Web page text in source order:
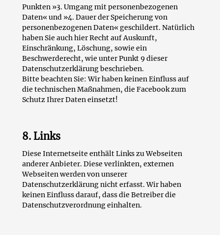
Punkten »3. Umgang mit personenbezogenen
Daten« und »4. Dauer der Speicherung von
personenbezogenen Daten« geschildert. Natürlich
haben Sie auch hier Recht auf Auskunft,
Einschränkung, Löschung, sowie ein
Beschwerderecht, wie unter Punkt 9 dieser
Datenschutzerklärung beschrieben.
Bitte beachten Sie: Wir haben keinen Einfluss auf
die technischen Maßnahmen, die Facebook zum
Schutz Ihrer Daten einsetzt!
8. Links
Diese Internetseite enthält Links zu Webseiten
anderer Anbieter. Diese verlinkten, externen
Webseiten werden von unserer
Datenschutzerklärung nicht erfasst. Wir haben
keinen Einfluss darauf, dass die Betreiber die
Datenschutzverordnung einhalten.